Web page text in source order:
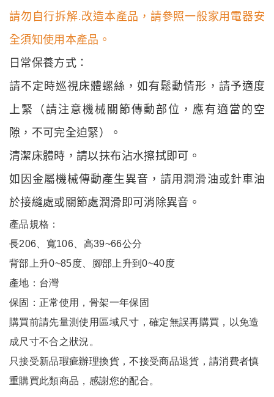
請勿自行拆解.改造本產品，請參照一般家用電器安
全須知使用本產品。
日常保養方式：
請不定時巡視床體螺絲，如有鬆動情形，請予適度
上緊（請注意機械關節傳動部位，應有適當的空
隙，不可完全迫緊）。
清潔床體時，請以抹布沾水擦拭即可。
如因金屬機械傳動產生異音，請用潤滑油或針車油
於接縫處或關節處潤滑即可消除異音。
產品規格：
長206、寬106、高39~66公分
背部上升0~85度、腳部上升到0~40度
產地：台灣
保固：正常使用，骨架一年保固
購買前請先量測使用區域尺寸，確定無誤再購買，以免造
成尺寸不合之狀況。
只接受新品瑕疵辦理換貨，不接受商品退貨，請消費者慎
重購買此類商品，感謝您的配合。